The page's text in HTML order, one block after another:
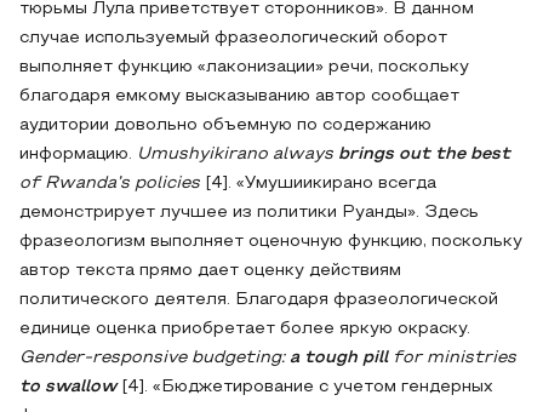
тюрьмы Лула приветствует сторонников». В данном
случае используемый фразеологический оборот
выполняет функцию «лаконизации» речи, поскольку
благодаря емкому высказыванию автор сообщает
аудитории довольно объемную по содержанию
информацию. Umushyikirano always brings out the best
of Rwanda’s policies
[4]. «Умушиикирано всегда
демонстрирует лучшее из политики Руанды». Здесь
фразеологизм выполняет оценочную функцию, поскольку
автор текста прямо дает оценку действиям
политического деятеля. Благодаря фразеологической
единице оценка приобретает более яркую окраску.
Gender-responsive budgeting: a tough pillfor ministries
to swallow
[4]. «Бюджетирование с учетом гендерных